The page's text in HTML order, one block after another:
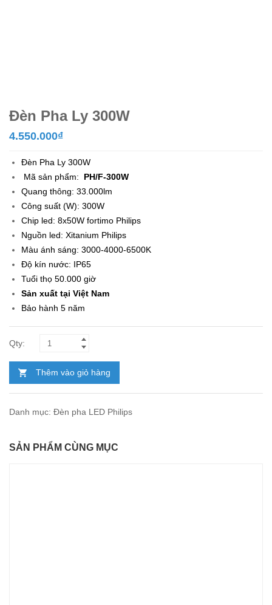
Đèn Pha Ly 300W
4.550.000₫
Đèn Pha Ly 300W
Mã sản phẩm:
PH/F-300W
Quang thông: 33.000lm
Công suất (W): 300W
Chip led: 8x50W fortimo Philips
Nguồn led: Xitanium Philips
Màu ánh sáng: 3000-4000-6500K
Độ kín nước: IP65
Tuổi thọ 50.000 giờ
Sản xuất tại Việt Nam
Bảo hành 5 năm
Thêm vào giỏ hàng
Danh mục: Đèn pha LED Philips
SẢN PHẨM CÙNG MỤC